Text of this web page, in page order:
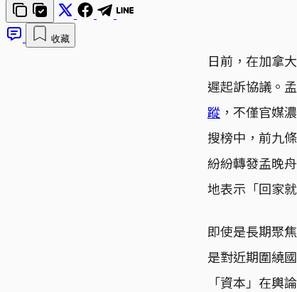
收藏
日前，在加拿
遲起訴協議。
蹤 ，不僅官媒
搜榜中，前九
紛紛轉發孟晚
地表示「回家
即使是長期聚
是對近期圍繞
「資本」在